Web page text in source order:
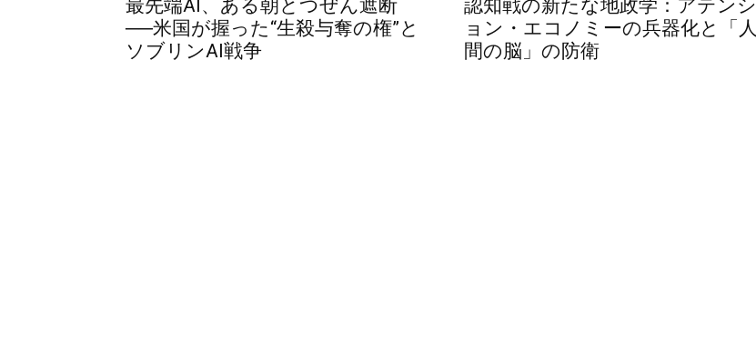
最先端AI、ある朝とつぜん遮断
──米国が握った“生殺与奪の権”と
ソブリンAI戦争
認知戦の新たな地政学：アテンシ
ョン・エコノミーの兵器化と「人
間の脳」の防衛